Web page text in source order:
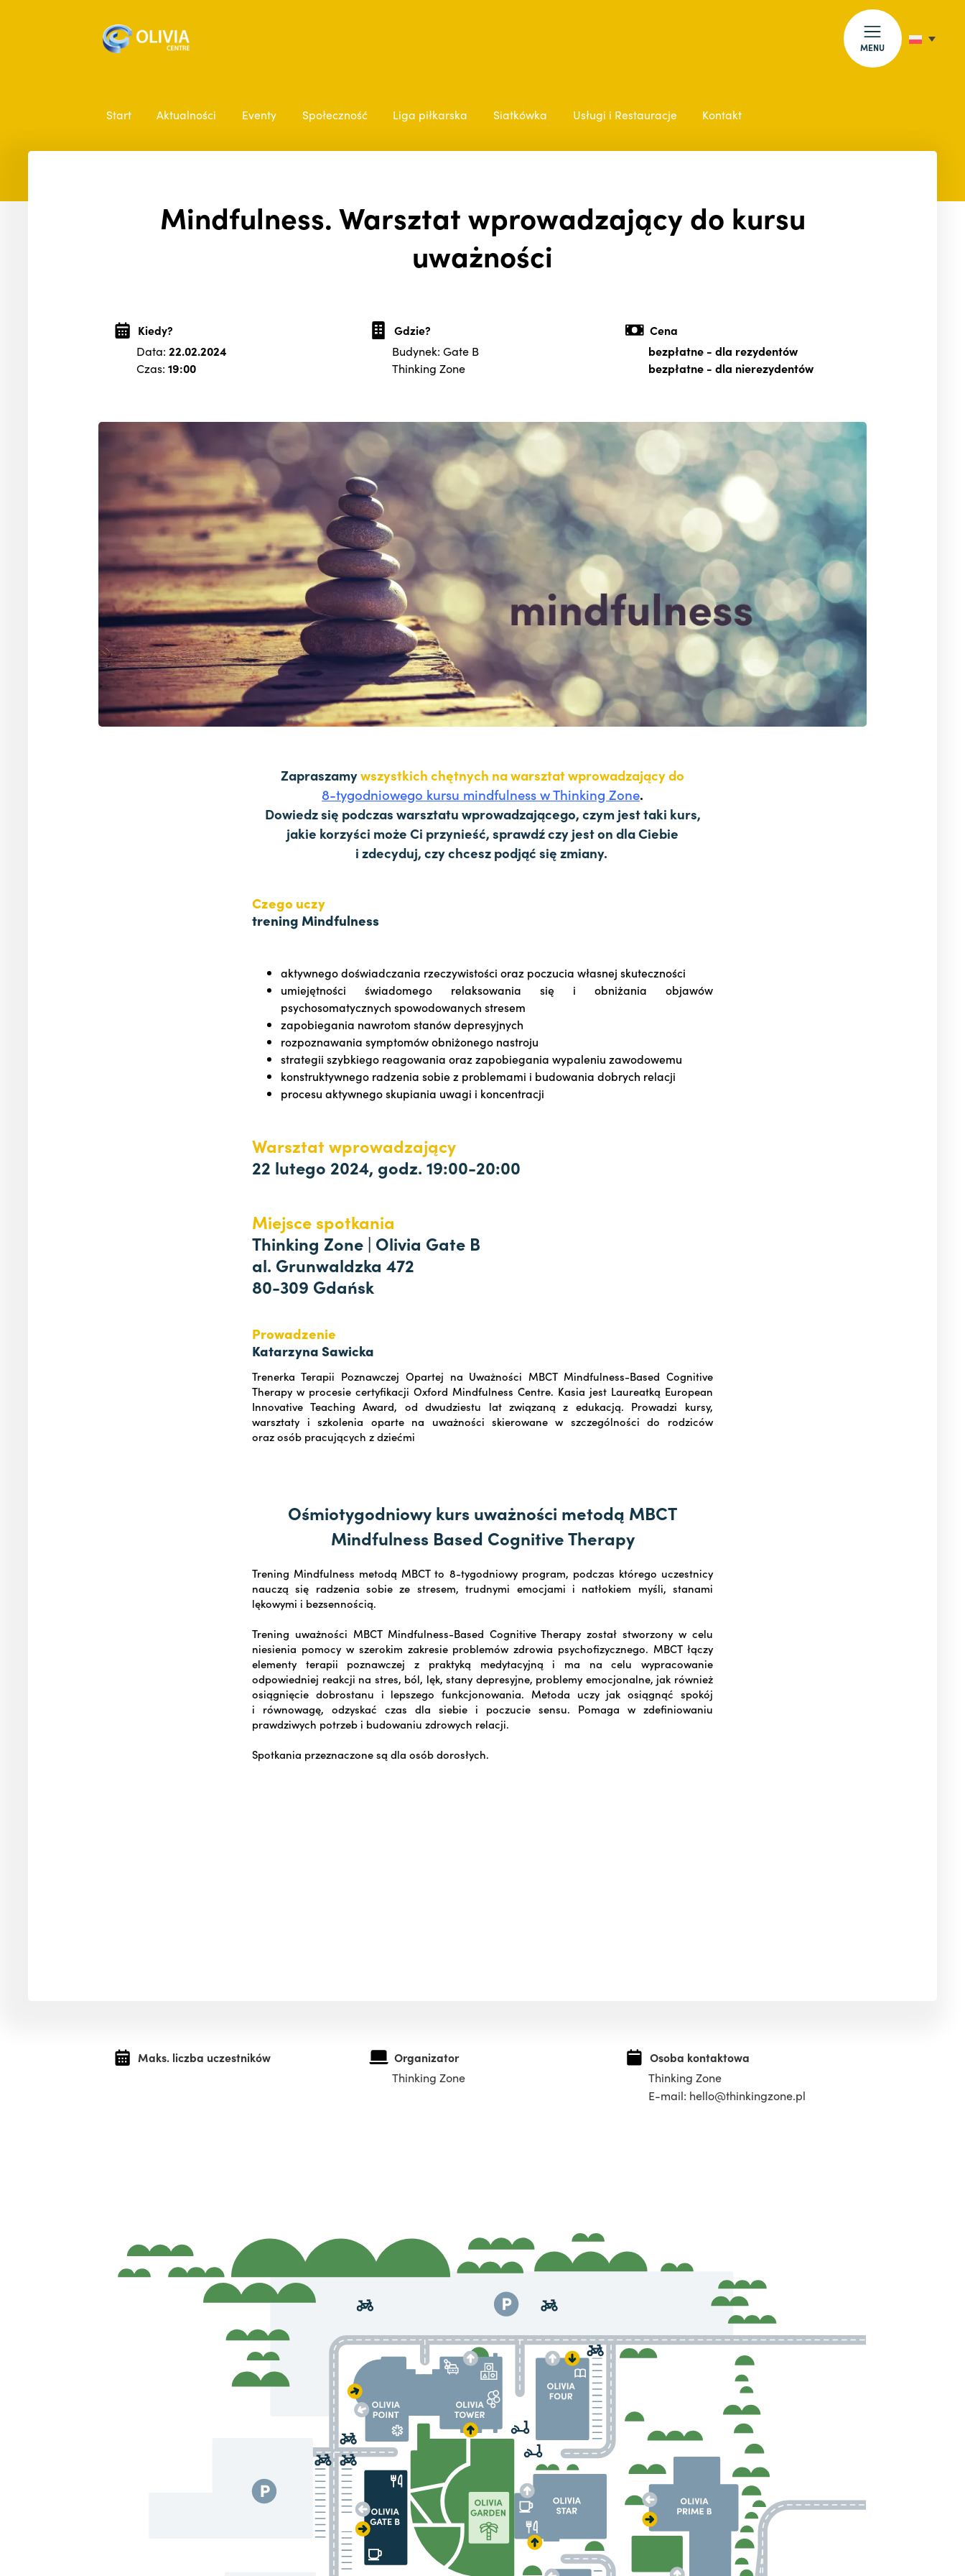
MENU
Start Aktualności Eventy Społeczność Liga piłkarska Siatkówka Usługi i Restauracje Kontakt
Mindfulness. Warsztat wprowadzający do kursu
uważności
Kiedy?
Data: 22.02.2024
Czas: 19:00
Gdzie?
Budynek: Gate B
Thinking Zone
Cena
bezpłatne- dla rezydentów
bezpłatne- dla nierezydentów
Zapraszamywszystkich chętnych na warsztat wprowadzający do
8-tygodniowego kursu mindfulness w Thinking Zone.
Dowiedz się podczas warsztatu wprowadzającego, czym jest taki kurs,
jakie korzyści może Ci przynieść, sprawdź czy jest on dla Ciebie
i zdecyduj, czy chcesz podjąć się zmiany.
Czego uczy
trening Mindfulness
aktywnego doświadczania rzeczywistości oraz poczucia własnej skuteczności
umiejętności świadomego relaksowania się i obniżania objawów
psychosomatycznych spowodowanych stresem
zapobiegania nawrotom stanów depresyjnych
rozpoznawania symptomów obniżonego nastroju
strategii szybkiego reagowania oraz zapobiegania wypaleniu zawodowemu
konstruktywnego radzenia sobie z problemami i budowania dobrych relacji
procesu aktywnego skupiania uwagi i koncentracji
Warsztat wprowadzający
22 lutego 2024, godz. 19:00-20:00
Miejsce spotkania
Thinking Zone | Olivia Gate B
al. Grunwaldzka 472
80-309 Gdańsk
Prowadzenie
Katarzyna Sawicka
Trenerka Terapii Poznawczej Opartej na Uważności MBCT Mindfulness-Based Cognitive
Therapy w procesie certyfikacji Oxford Mindfulness Centre. Kasia jest Laureatką European
Innovative Teaching Award, od dwudziestu lat związaną z edukacją. Prowadzi kursy,
warsztaty i szkolenia oparte na uważności skierowane w szczególności do rodziców
oraz osób pracujących z dziećmi
Ośmiotygodniowy kurs uważności metodą MBCT
Mindfulness Based Cognitive Therapy
Trening Mindfulness metodą MBCT to 8-tygodniowy program, podczas którego uczestnicy
nauczą się radzenia sobie ze stresem, trudnymi emocjami i natłokiem myśli, stanami
lękowymi i bezsennością.
Trening uważności MBCT Mindfulness-Based Cognitive Therapy został stworzony w celu
niesienia pomocy w szerokim zakresie problemów zdrowia psychofizycznego. MBCT łączy
elementy terapii poznawczej z praktyką medytacyjną i ma na celu wypracowanie
odpowiedniej reakcji na stres, ból, lęk, stany depresyjne, problemy emocjonalne, jak również
osiągnięcie dobrostanu i lepszego funkcjonowania. Metoda uczy jak osiągnąć spokój
i równowagę, odzyskać czas dla siebie i poczucie sensu. Pomaga w zdefiniowaniu
prawdziwych potrzeb i budowaniu zdrowych relacji.
Spotkania przeznaczone są dla osób dorosłych.
Maks. liczba uczestników
Organizator
Thinking Zone
Osoba kontaktowa
Thinking Zone
E-mail: hello@thinkingzone.pl